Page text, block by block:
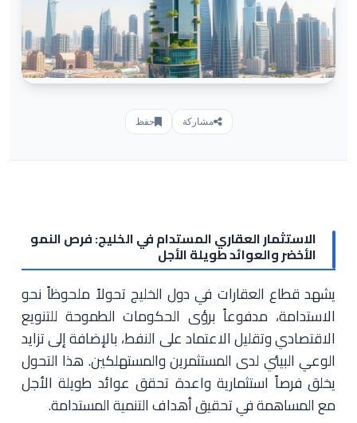
مشاركة حفظ
الاستثمار العقاري المستدام في الخليج: فرص النمو
الأخضر والعوائد طويلة الأجل
يشهد قطاع العقارات في دول الخليج تحولاً ملحوظاً نحو
الاستدامة، مدفوعاً برؤى الحكومات الطموحة للتنويع
الاقتصادي وتقليل الاعتماد على النفط، بالإضافة إلى تزايد
الوعي البيئي لدى المستثمرين والمستهلكين. هذا التحول
يخلق فرصاً استثمارية واعدة تحقق عوائد طويلة الأجل
مع المساهمة في تحقيق أهداف التنمية المستدامة.